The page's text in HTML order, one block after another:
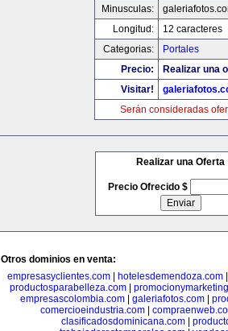
Minusculas:
Longitud:
12 caracteres
Categorias:
Portales
Precio:
Realizar una
Visitar!
Serán consideradas
Realizar una Oferta
Precio Ofrecido $
Otros dominios en venta:
empresasyclientes.com
hotelesdemendoza.com
productosparabelleza.com
empresascolombia.com
galeriafotos.com
comercioeindustria.com|
clasificadosdominicana.com